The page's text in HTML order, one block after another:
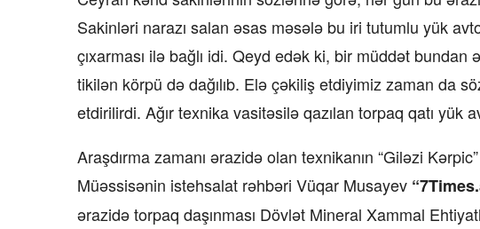
Sakinləri narazı salan əsas məsələ bu iri tutumlu yük
çıxarması ilə bağlı idi. Qeyd edək ki, bir müddət bundan
tikilən körpü də dağılıb. Elə çəkiliş etdiyimiz zaman da
etdirilirdi. Ağır texnika vasitəsilə qazılan torpaq qatı yük
Araşdırma zamanı ərazidə olan texnikanın “Giləzi
Müəssisənin istehsalat rəhbəri Vüqar Musayev
ərazidə torpaq daşınması Dövlət Mineral Xammal